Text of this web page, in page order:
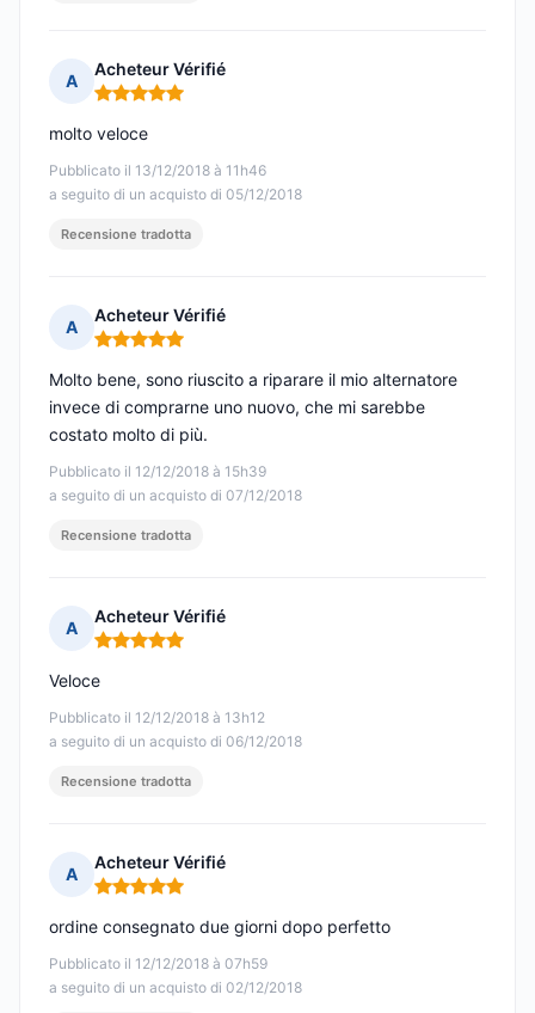
A
Acheteur Vérifié
Nota: 5 su 5
Pubblicato il 13/12/2018 à 11h46
a seguito di un acquisto di 05/12/2018
molto veloce
Recensione tradotta
A
Acheteur Vérifié
Nota: 5 su 5
Pubblicato il 12/12/2018 à 15h39
a seguito di un acquisto di 07/12/2018
Molto bene, sono riuscito a riparare il mio alternatore
invece di comprarne uno nuovo, che mi sarebbe
costato molto di più.
Recensione tradotta
A
Acheteur Vérifié
Nota: 5 su 5
Pubblicato il 12/12/2018 à 13h12
a seguito di un acquisto di 06/12/2018
Veloce
Recensione tradotta
A
Acheteur Vérifié
Nota: 5 su 5
Pubblicato il 12/12/2018 à 07h59
a seguito di un acquisto di 02/12/2018
ordine consegnato due giorni dopo perfetto